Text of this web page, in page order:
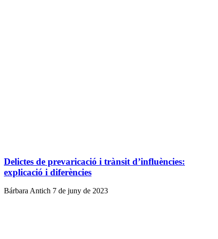
Delictes de prevaricació i trànsit d’influències:
explicació i diferències
Bárbara Antich 7 de juny de 2023